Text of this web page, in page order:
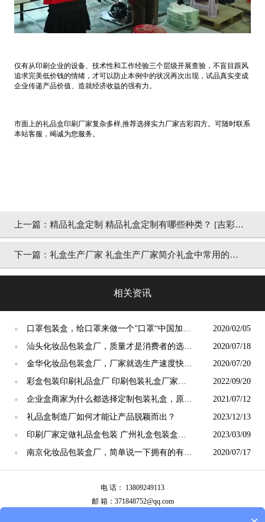
仅有从印刷企业的设备、技术性和工作经验三个层级开展查验，不盲目跟风
追求完美低价钱的情绪，才可以防止本例中的状况再次出现，试品真实变成
企业传递产品价值、造就经济收益的强有力。
市面上的礼品盒印刷厂家复杂多样,推荐选择实力厂家吉彩四方。可随时联系
本站客服，竭诚为您服务。
上一篇： 精品礼盒定制 精品礼盒定制有哪些种类？ [吉彩四
方]
下一篇： 礼盒生产厂家 礼盒生产厂家简介礼盒中常用的UV
相关资讯
●
口罩包装盒，给口罩来做一个”口罩“中国加油
[吉彩四方]
2020/02/05
●
汕头化妆品包装盒厂，质量才是消费者的选择
趋势[吉彩四方]
2020/07/18
●
金华化妆品包装盒厂，厂家就选生产速度快的
[吉彩四方]
2020/07/20
●
彩盒包装印刷礼品盒厂 印刷包装礼盒厂家定
制[吉彩四方]
2022/09/20
●
企业盒商家为什么都选择定制包装礼盒，原来
另有隐情呐 [吉彩四方]
2021/07/12
● 礼品盒制造厂如何才能让产品脱颖而出？ 2023/12/13
●
印刷厂家定做礼品盒包装 广州礼盒包装盒定
制[吉彩四方]
2023/03/09
●
南京化妆品包装盒厂，简单说一下拥有的有设
备[吉彩四方]
2020/07/17
电 话： 13809249113
邮 箱：371848752@qq.com